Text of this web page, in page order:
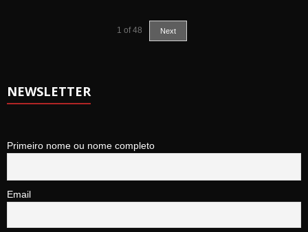
1 of 48 Next
NEWSLETTER
Primeiro nome ou nome completo
Email